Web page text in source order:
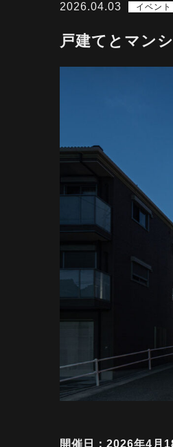
2026.04.03 イベント
戸建てとマン
開催日：2026年4月